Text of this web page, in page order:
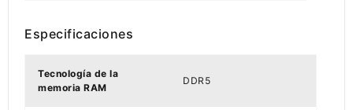
Especificaciones
Tecnología de la
memoria RAM
DDR5